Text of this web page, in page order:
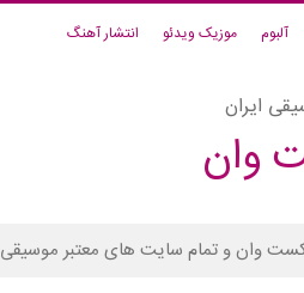
آلبوم موزیک ویدئو انتشار آهنگ
ایران
وان
وان و تمام سایت های معتبر موسیقی